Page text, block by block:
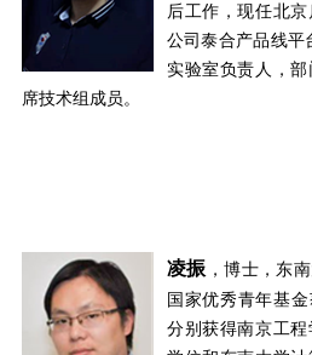
后工作，现任北
公司泰合产品线平
实验室负责人，
席技术组成员。
凌振 ，博士，东
国家优秀青年基
分别获得南京工